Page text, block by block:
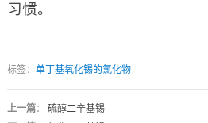
习惯。
标签： 单丁基氧化锡的氯化物
上一篇： 硫醇二辛基锡